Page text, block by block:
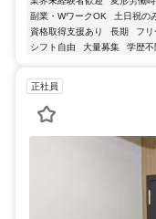
副業・WワークOK
土日祝の
資格取得支援あり
長期 フ
シフト自由
大量募集 学歴不
正社員